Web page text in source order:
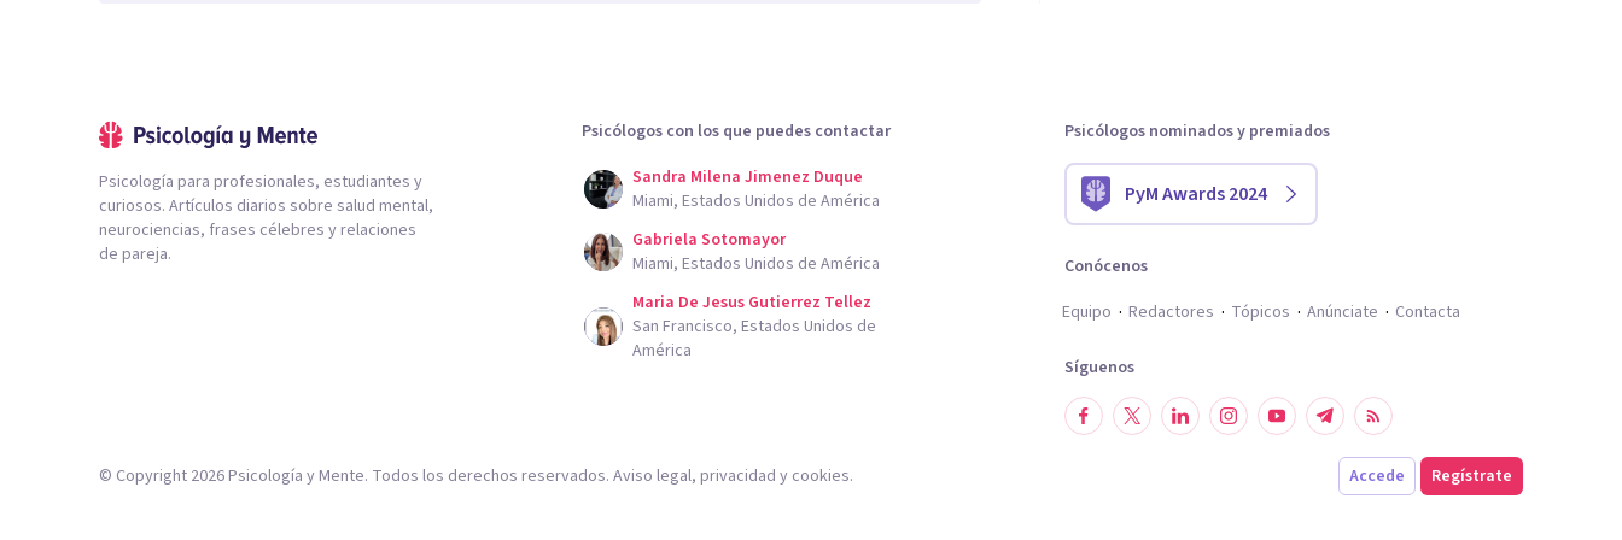
Psicología para profesionales, estudiantes y
curiosos. Artículos diarios sobre salud mental,
neurociencias, frases célebres y relaciones
de pareja.
Psicólogos con los que puedes contactar
Sandra Milena Jimenez Duque
Miami, Estados Unidos de América
Gabriela Sotomayor
Miami, Estados Unidos de América
Maria De Jesus Gutierrez Tellez
San Francisco, Estados Unidos de
América
Psicólogos nominados y premiados
PyM Awards 2024
Conócenos
Equipo
Redactores Tópicos Anúnciate Contacta
Síguenos
Accede Regístrate
© Copyright 2026Psicología y Mente. Todos los derechos reservados. Aviso legal, privacidad y cookies.